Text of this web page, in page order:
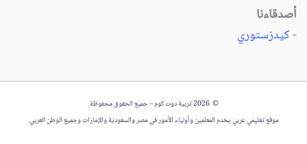
أصدقاءنا
-كيدزستوري
© 2026 تربية دوت كوم – جميع الحقوق محفوظة.
موقع تعليمي عربي يخدم المعلمين وأولياء الأمور في مصر والسعودية والإمارات وجميع الوطن العربي.